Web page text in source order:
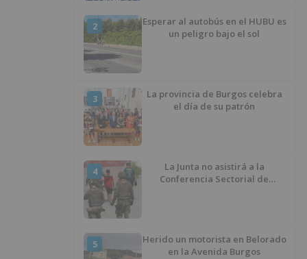
2
Esperar al autobús en el HUBU es
un peligro bajo el sol
3
La provincia de Burgos celebra
el día de su patrón
4
La Junta no asistirá a la
Conferencia Sectorial de
5
Herido un motorista en Belorado
en la Avenida Burgos